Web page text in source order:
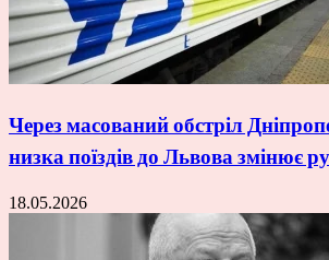
Через масований обстріл
низка поїздів до Львова змінює
18.05.2026